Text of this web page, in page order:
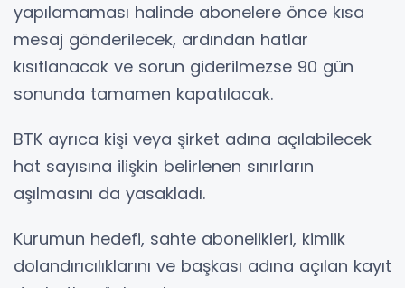
yapılamaması halinde abonelere önce kısa
mesaj gönderilecek, ardından hatlar
kısıtlanacak ve sorun giderilmezse 90 gün
sonunda tamamen kapatılacak.
BTK ayrıca kişi veya şirket adına açılabilecek
hat sayısına ilişkin belirlenen sınırların
aşılmasını da yasakladı.
Kurumun hedefi, sahte abonelikleri, kimlik
dolandırıcılıklarını ve başkası adına açılan kayıt